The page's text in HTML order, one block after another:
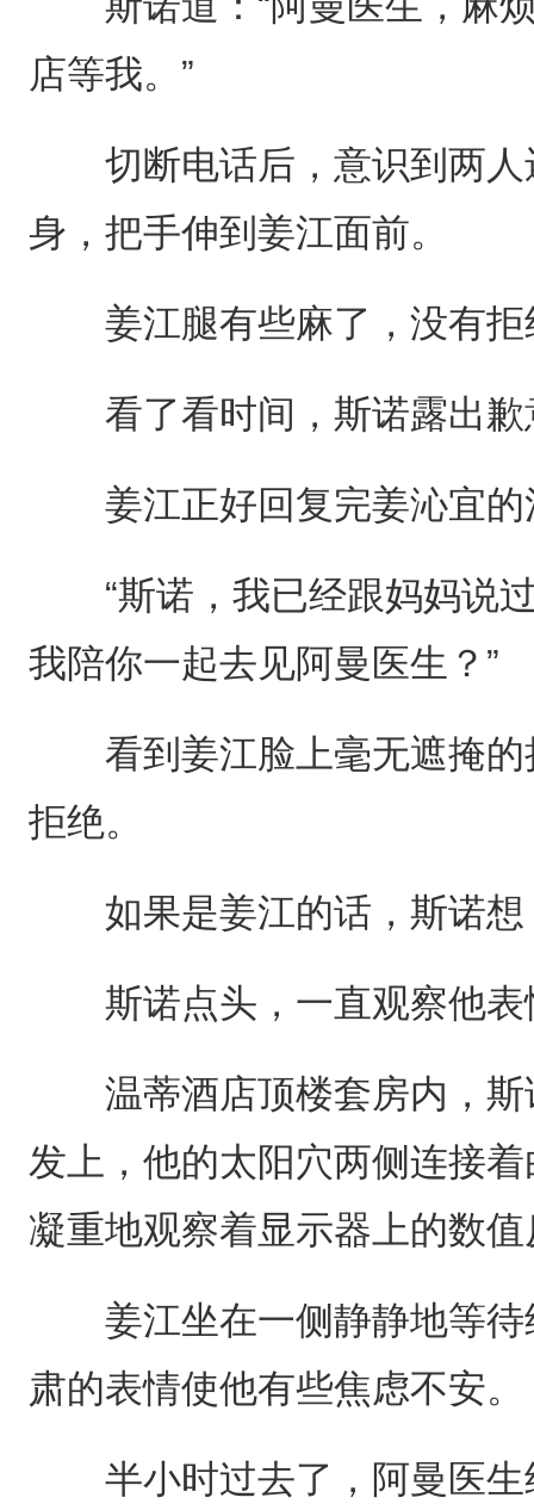
店等我。”
切断电话后，意识到两人
身，把手伸到姜江面前。
姜江腿有些麻了，没有拒
看了看时间，斯诺露出歉
姜江正好回复完姜沁宜的
“斯诺，我已经跟妈妈说
我陪你一起去见阿曼医生？”
看到姜江脸上毫无遮掩的
拒绝。
如果是姜江的话，斯诺想
斯诺点头，一直观察他表
温蒂酒店顶楼套房内，斯
发上，他的太阳穴两侧连接
凝重地观察着显示器上的数
姜江坐在一侧静静地等待
肃的表情使他有些焦虑不安。
半小时过去了，阿曼医生